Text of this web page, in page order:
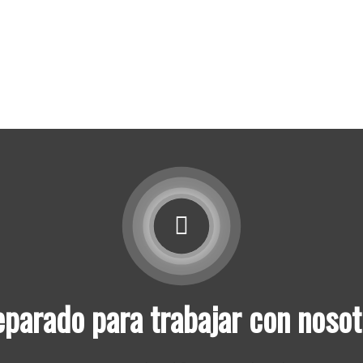
para trabajar con